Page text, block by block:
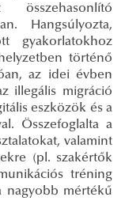
összehasonlító
Hangsúlyozta,
gyakorlatokhoz
történő
az idei évben
illegális migráció
eszközök és a
Összefoglalta a
valamint
(pl. szakértők
tréning
nagyobb mértékű